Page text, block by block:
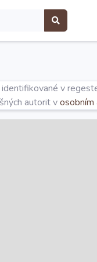
v
autorit vosobním